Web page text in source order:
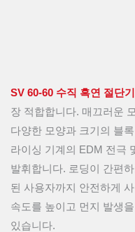
SV 60-60 수직 흑연 절단기
장 적합합니다. 매끄러운
다양한 모양과 크기의 블
라이싱 기계의 EDM 전극
발휘합니다. 로딩이 간편
된 사용자까지 안전하게
속도를 높이고 먼지 발생
있습니다.